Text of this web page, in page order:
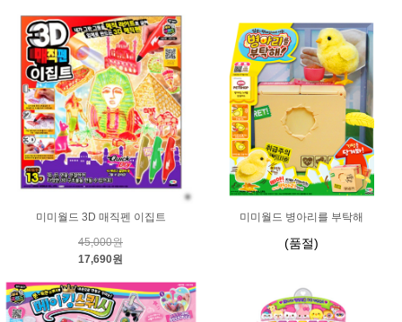
미미월드 3D 매직펜 이집트
45,000원
17,690원
미미월드 병아리를 부탁해
(품절)